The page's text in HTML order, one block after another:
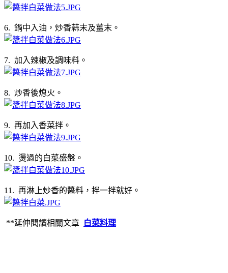
6. 鍋中入油，炒香蒜末及薑末。
7. 加入辣椒及調味料。
8. 炒香後熄火。
9. 再加入香菜拌。
10. 燙過的白菜盛盤。
11. 再淋上炒香的醬料，拌一拌就好。
**延伸閱讀相關文章 白菜料理